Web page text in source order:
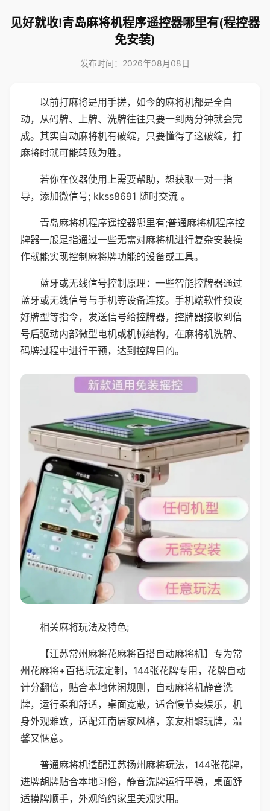
见好就收!青岛麻将机程序遥控器哪里有(程控器
免安装)
发布时间：2026年08月08日
以前打麻将是用手搓，如今的麻将机都是全自
动，从码牌、上牌、洗牌往往只要一到两分钟就会完
成。其实自动麻将机有破绽，只要懂得了这破绽，打
麻将时就可能转败为胜。
若你在仪器使用上需要帮助，想获取一对一指
导，添加微信号; kkss8691 随时交流 。
青岛麻将机程序遥控器哪里有;普通麻将机程序控
牌器一般是指通过一些无需对麻将机进行复杂安装操
作就能实现控制麻将牌功能的设备或工具。
蓝牙或无线信号控制原理：一些智能控牌器通过
蓝牙或无线信号与手机等设备连接。手机端软件预设
好牌型等指令，发送信号给控牌器，控牌器接收到信
号后驱动内部微型电机或机械结构，在麻将机洗牌、
码牌过程中进行干预，达到控牌目的。
相关麻将玩法及特色;
【江苏常州麻将花麻将百搭自动麻将机】专为常
州花麻将+百搭玩法定制，144张花牌专用，花牌自动
计分翻倍，贴合本地休闲规则，自动麻将机静音洗
牌，运行柔和舒适，桌面宽敞，适合慢节奏娱乐，机
身外观雅致，适配江南居家风格，亲友相聚玩牌，温
馨又惬意。
普通麻将机适配江苏扬州麻将玩法，144张花牌，
进牌胡牌贴合本地习俗，静音洗牌运行平稳，桌面舒
适摸牌顺手，外观简约家里美观实用。